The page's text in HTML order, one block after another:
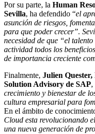
Por su parte, la Human
Sevilla, ha defendido “el
asunción de riesgos,
para que poder crecer”.
necesidad de que “el
actividad todos los
de importancia creciente
Finalmente, Julien
Solution Advisory de SAP,
crecimiento y bienestar de
cultura empresarial para
En el ámbito de
Cloud esta revolucionando
una nueva generación de